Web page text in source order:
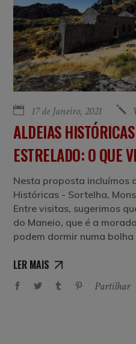
17 de Janeiro, 2021
ALDEIAS
ESTRELADO: O QUE
Nesta proposta incluímos
Históricas - Sortelha,
Entre visitas, sugerimos
do Maneio, que é a
podem dormir numa
LER MAIS
Partilhar